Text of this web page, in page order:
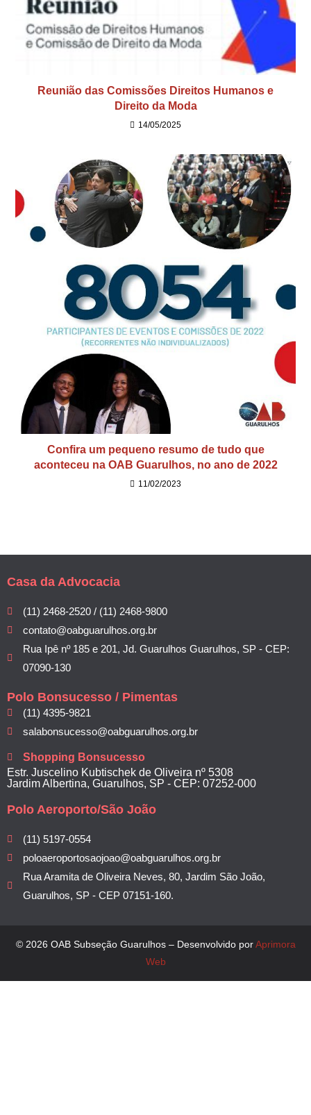
Reunião das Comissões Direitos Humanos e
Direito da Moda
14/05/2025
Confira um pequeno resumo de tudo que
aconteceu na OAB Guarulhos, no ano de 2022
11/02/2023
Casa da Advocacia
(11) 2468-2520 / (11) 2468-9800
contato@oabguarulhos.org.br
Rua Ipê nº 185 e 201, Jd. Guarulhos Guarulhos, SP - CEP:
07090-130
Polo Bonsucesso / Pimentas
(11) 4395-9821
salabonsucesso@oabguarulhos.org.br
Shopping Bonsucesso
Estr. Juscelino Kubtischek de Oliveira nº 5308
Jardim Albertina, Guarulhos, SP - CEP: 07252-000
Polo Aeroporto/São João
(11) 5197-0554
poloaeroportosaojoao@oabguarulhos.org.br
Rua Aramita de Oliveira Neves, 80, Jardim São João,
Guarulhos, SP - CEP 07151-160.
© 2026 OAB Subseção Guarulhos – Desenvolvido porAprimora
Web